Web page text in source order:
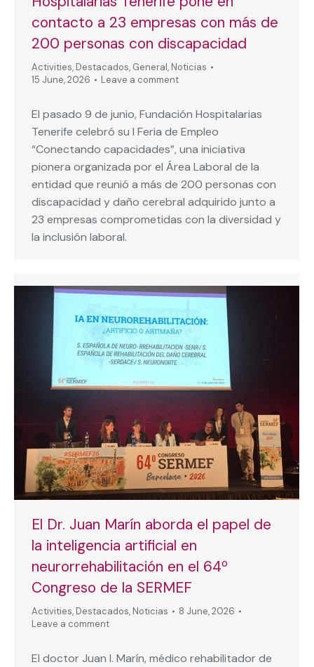
contacto a 23 empresas con más de
200 personas con discapacidad
Activities, Destacados, General, Noticias
15 June, 2026
Leave a comment
El pasado 9 de junio, Fundación Hospitalarias
Tenerife celebró su I Feria de Empleo
“Conectando capacidades”, una iniciativa
pionera organizada por el Área Laboral de la
entidad que reunió a más de 200 personas con
discapacidad y daño cerebral adquirido junto a
23 empresas comprometidas con la diversidad y
la inclusión laboral.
El Dr. Juan Marín aborda el papel de
la inteligencia artificial en
neurorrehabilitación en el 64º
Congreso de la SERMEF
Activities, Destacados, Noticias
8 June, 2026
Leave a comment
El doctor Juan I. Marín, médico rehabilitador de